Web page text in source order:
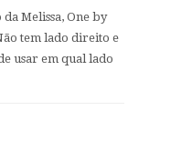
Melissa, One by
tem lado direito e
usar em qual lado